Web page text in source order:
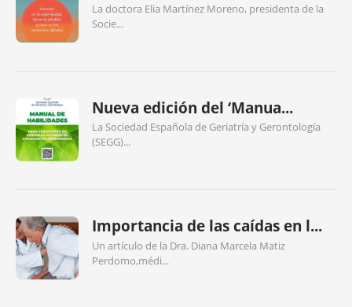
La doctora Elia Martínez Moreno, presidenta de la
Socie...
Nueva edición del ‘Manua...
La Sociedad Española de Geriatría y Gerontología
(SEGG)...
Importancia de las caídas en l...
Un artículo de la Dra. Diana Marcela Matiz
Perdomo,médi...